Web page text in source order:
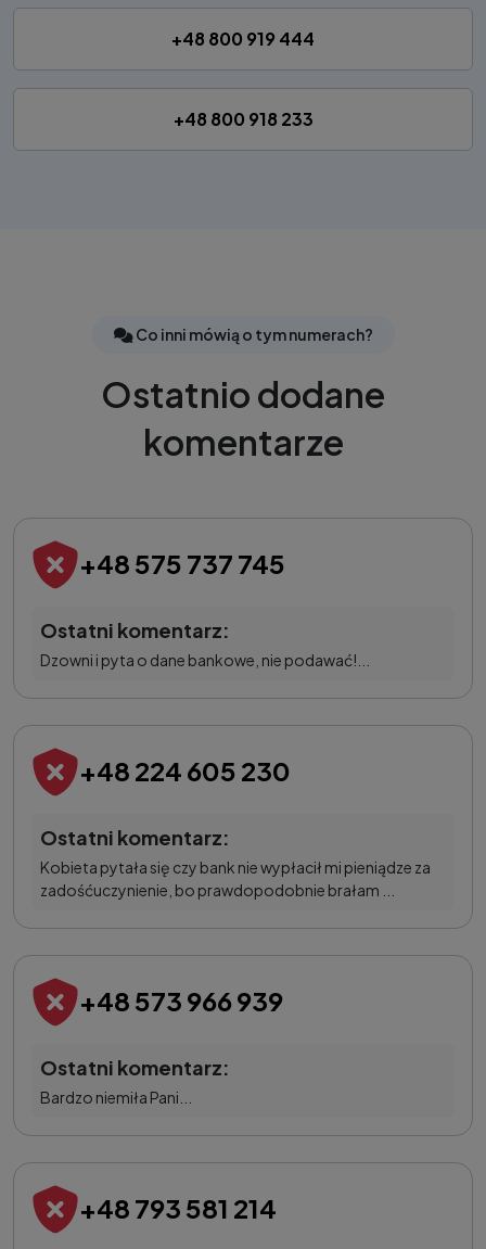
+48 800 919 444
+48 800 918 233
Co inni mówią o tym numerach?
Ostatnio dodane
komentarze
+48 575 737 745
Ostatni komentarz:
Dzowni i pyta o dane bankowe, nie podawać!...
+48 224 605 230
Ostatni komentarz:
Kobieta pytała się czy bank nie wypłacił mi pieniądze za
zadośćuczynienie, bo prawdopodobnie brałam ...
+48 573 966 939
Ostatni komentarz:
Bardzo niemiła Pani...
+48 793 581 214